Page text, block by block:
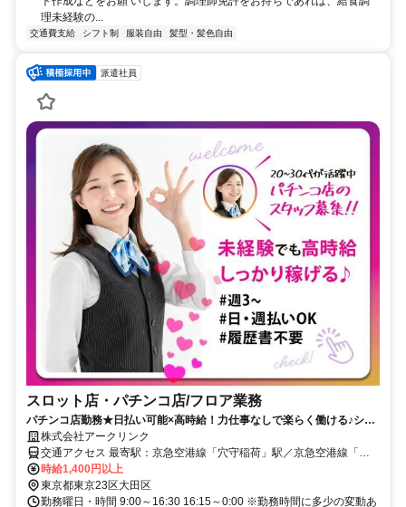
理未経験の...
交通費支給 シフト制 服装自由 髪型・髪色自由
派遣社員
スロット店・パチンコ店/フロア業務
パチンコ店勤務★日払い可能×高時給！力仕事なしで楽らく働ける♪シフ
ト応相談可能◎未経験OK！
株式会社アークリンク
交通アクセス 最寄駅：京急空港線「穴守稲荷」駅／京急空港線「大
鳥居」駅／京急空港線「糀谷」駅
時給1,400円以上
東京都東京23区大田区
勤務曜日・時間 9:00～16:30 16:15～0:00 ※勤務時間に多少の変動あ